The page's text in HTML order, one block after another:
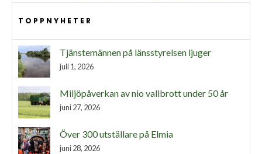
TOPPNYHETER
Tjänstemännen på länsstyrelsen ljuger
juli 1, 2026
Miljöpåverkan av nio vallbrott under 50 år
juni 27, 2026
Över 300 utställare på Elmia
juni 28, 2026